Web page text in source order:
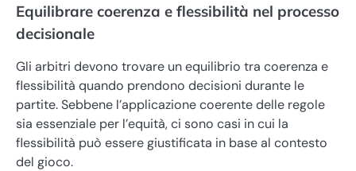
Equilibrare coerenza e flessibilità nel processo
decisionale
Gli arbitri devono trovare un equilibrio tra coerenza e
flessibilità quando prendono decisioni durante le
partite. Sebbene l’applicazione coerente delle regole
sia essenziale per l’equità, ci sono casi in cui la
flessibilità può essere giustificata in base al contesto
del gioco.